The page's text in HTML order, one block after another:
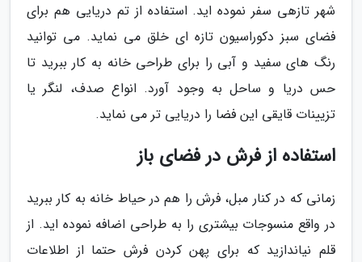
شهر تازهی سفر نموده اید. استفاده از تم دریایی هم برای
فضای سبز دکوراسیون تازه ای خلق می نماید. می توانید
رنگ های سفید و آبی را برای طراحی خانه به کار ببرید تا
حس دریا و ساحل به وجود آورد. انواع صدف، لنگر یا
تزیینات قایقی این فضا را دریایی تر می نماید.
استفاده از فرش در فضای باز
زمانی که در کنار مبل، فرش را هم در حیاط خانه به کار ببرید
در واقع منسوجات بیشتری را به طراحی اضافه نموده اید. از
قلم نیاندازید که برای پهن کردن فرش حتما از اطلاعات